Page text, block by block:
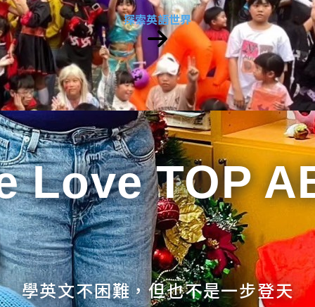
探索英語世界
Love TOP
學英文不困難，但也不是一步登天